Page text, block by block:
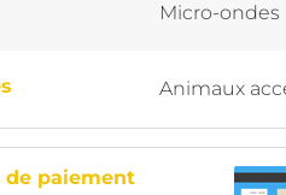
Micro-ondes
Animaux
de paiement